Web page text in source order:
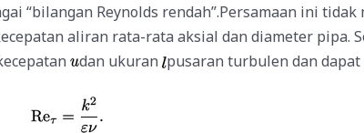
“bilangan Reynolds rendah”.Persamaan ini tidak
aliran rata-rata aksial dan diameter pipa.
dan ukuran pusaran turbulen dan